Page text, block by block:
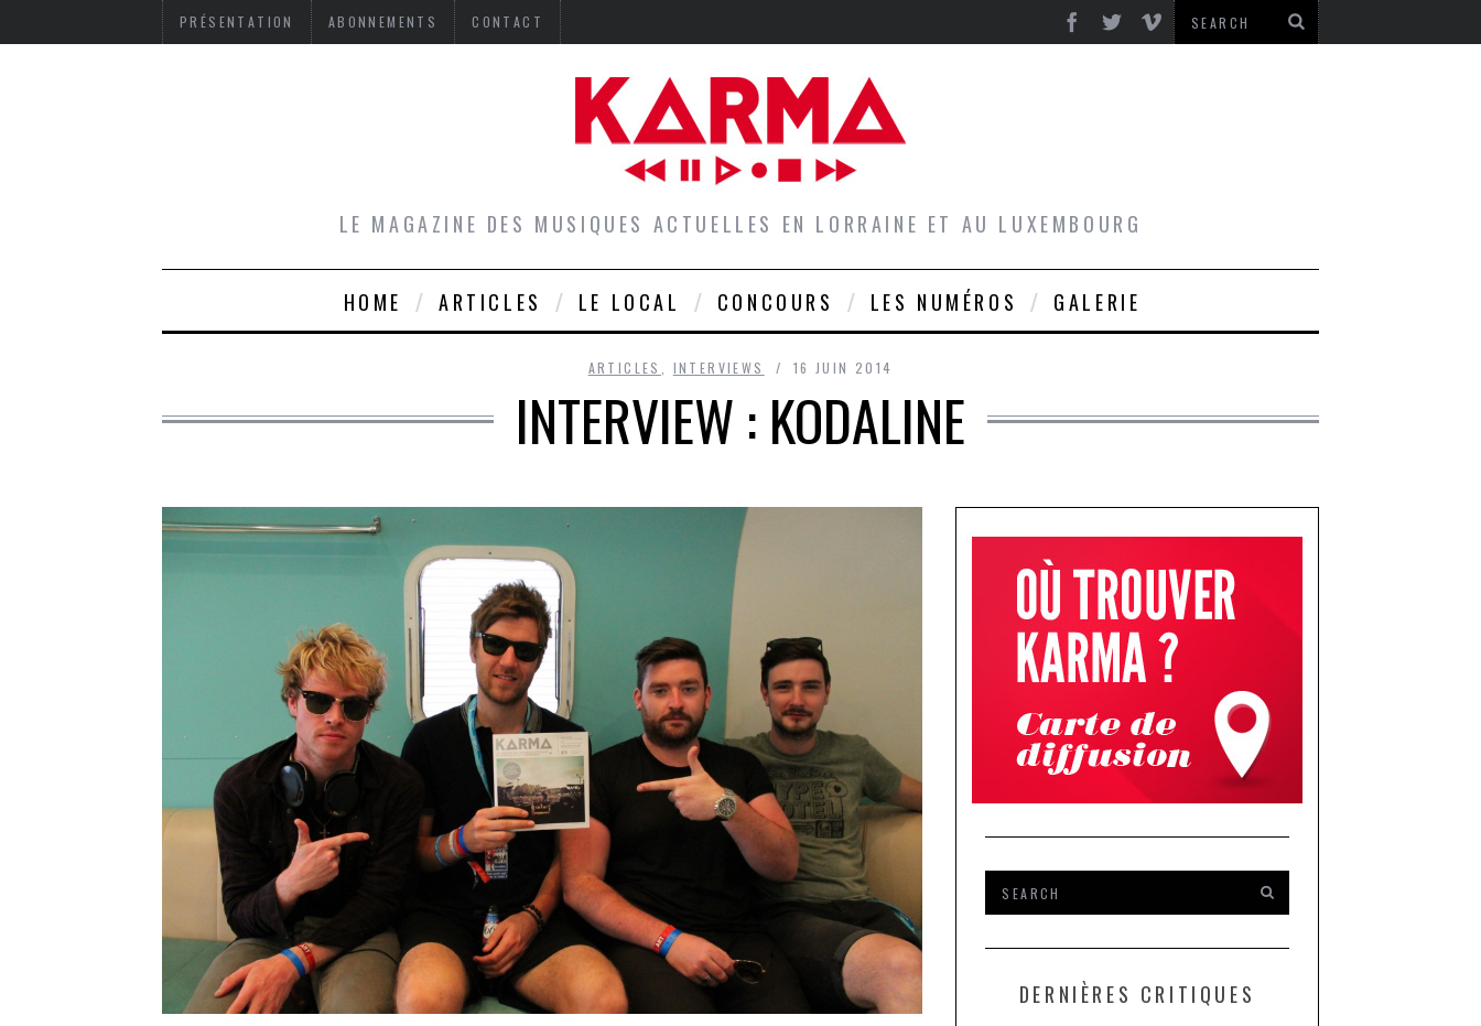
PRÉSENTATION ABONNEMENTS CONTACT
LE MAGAZINE DES MUSIQUES ACTUELLES EN LORRAINE ET AU LUXEMBOURG
HOME ARTICLES LE LOCAL CONCOURS LES NUMÉROS GALERIE
ARTICLES INTERVIEWS 16 JUIN 2014
INTERVIEW : KODALINE
DERNIÈRES CRITIQUES